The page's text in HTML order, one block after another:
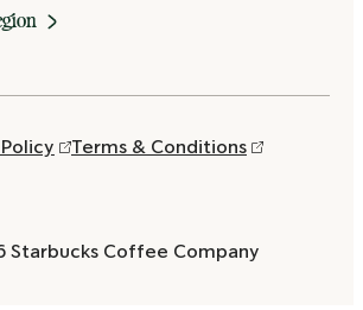
Terms & Conditions
Starbucks Coffee Company